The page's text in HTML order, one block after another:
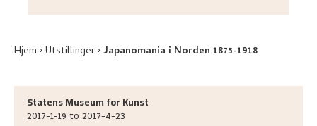
Hjem Utstillinger Japanomania i Norden 1875-1918
Statens Museum for Kunst
2017-1-19 to 2017-4-23